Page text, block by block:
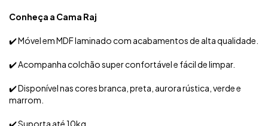
Conheça a Cama Raj
✔️ Móvel em MDF laminado com acabamentos de alta qualidade.
✔️ Acompanha colchão super confortável e fácil de limpar.
✔️ Disponível nas cores branca, preta, aurora rústica, verde e
marrom.
✔️ Suporta até 10kg.